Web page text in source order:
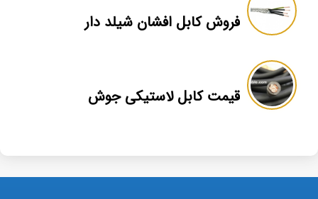
فروش کابل افشان شیلد دار
قیمت کابل لاستیکی جوش